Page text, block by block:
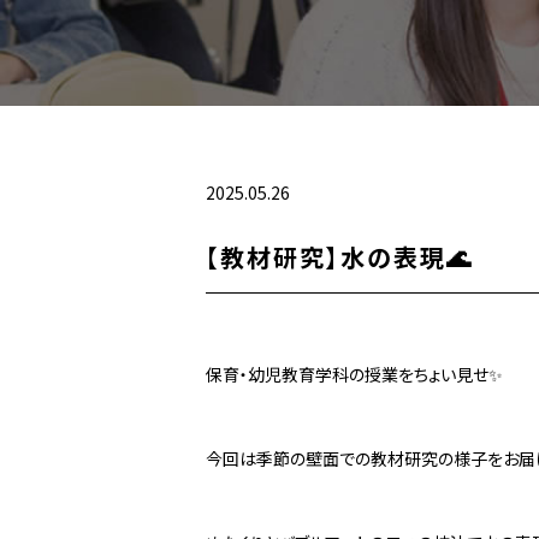
2025.05.26
【教材研究】水の表現🌊
保育・幼児教育学科の授業をちょい見せ✨
今回は季節の壁面での教材研究の様子をお